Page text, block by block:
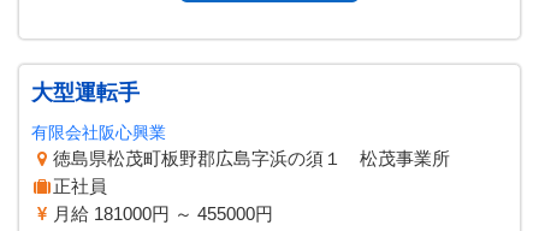
大型運転手
有限会社阪心興業
徳島県松茂町板野郡広島字浜の須１ 松茂事業所
正社員
月給 181000円 ～ 455000円